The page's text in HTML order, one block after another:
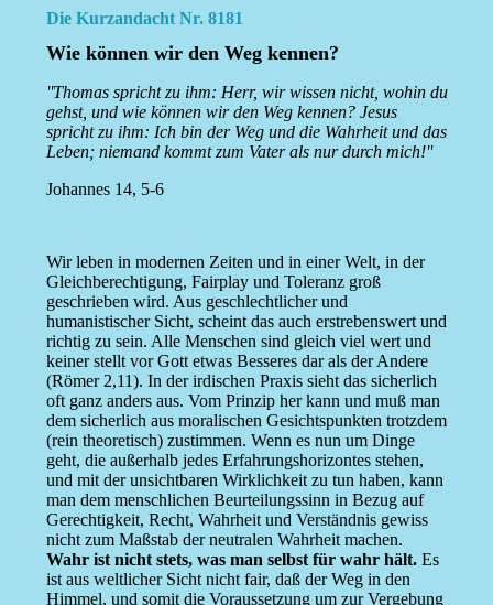
Die Kurzandacht Nr. 8181
Wie können wir den Weg kennen?
''Thomas spricht zu ihm: Herr, wir wissen nicht, wohin du
gehst, und wie können wir den Weg kennen? Jesus
spricht zu ihm: Ich bin der Weg und die Wahrheit und das
Leben; niemand kommt zum Vater als nur durch mich!''
Johannes 14, 5-6
Wir leben in modernen Zeiten und in einer Welt, in der
Gleichberechtigung, Fairplay und Toleranz groß
geschrieben wird. Aus geschlechtlicher und
humanistischer Sicht, scheint das auch erstrebenswert und
richtig zu sein. Alle Menschen sind gleich viel wert und
keiner stellt vor Gott etwas Besseres dar als der Andere
(Römer 2,11). In der irdischen Praxis sieht das sicherlich
oft ganz anders aus. Vom Prinzip her kann und muß man
dem sicherlich aus moralischen Gesichtspunkten trotzdem
(rein theoretisch) zustimmen. Wenn es nun um Dinge
geht, die außerhalb jedes Erfahrungshorizontes stehen,
und mit der unsichtbaren Wirklichkeit zu tun haben, kann
man dem menschlichen Beurteilungssinn in Bezug auf
Gerechtigkeit, Recht, Wahrheit und Verständnis gewiss
nicht zum Maßstab der neutralen Wahrheit machen.
Wahr ist nicht stets, was man selbst für wahr hält.Es
ist aus weltlicher Sicht nicht fair, daß der Weg in den
Himmel, und somit die Voraussetzung um zur Vergebung